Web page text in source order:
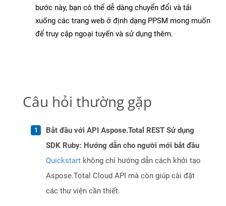
bước này, bạn có thể dễ dàng chuyển đổi và tải
xuống các trang web ở định dạng PPSM mong muốn
để truy cập ngoại tuyến và sử dụng thêm.
Câu hỏi thường gặp
Bắt đầu với API Aspose.Total REST Sử dụng
SDK Ruby: Hướng dẫn cho người mới bắt đầu
Quickstart không chỉ hướng dẫn cách khởi tạo
Aspose.Total Cloud API mà còn giúp cài đặt
các thư viện cần thiết.